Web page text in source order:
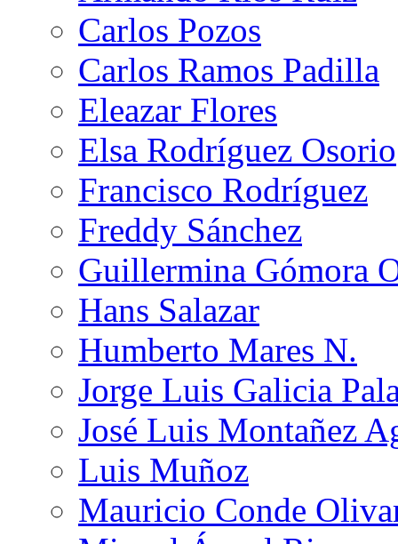
Carlos Pozos
Carlos Ramos Padilla
Eleazar Flores
Elsa Rodríguez Osorio
Francisco Rodríguez
Freddy Sánchez
Guillermina Gómora
Hans Salazar
Humberto Mares N.
Jorge Luis Galicia
José Luis Montañez
Luis Muñoz
Mauricio Conde